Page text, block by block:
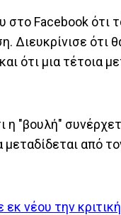
στο Facebook
Διευκρίνισε ότι
ότι μια τέτοια
η "βουλή"
από
εκ νέου την